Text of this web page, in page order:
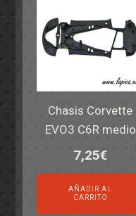
Chasis Corvette
EVO3 C6R medio
7,25€
AÑADIR AL
CARRITO